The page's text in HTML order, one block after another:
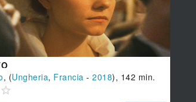
, (Ungheria, Francia -2018), 142 min.
